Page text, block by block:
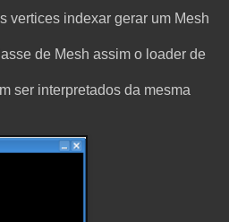
vertices indexar gerar um Mesh
de Mesh assim o loader de
ser interpretados da mesma